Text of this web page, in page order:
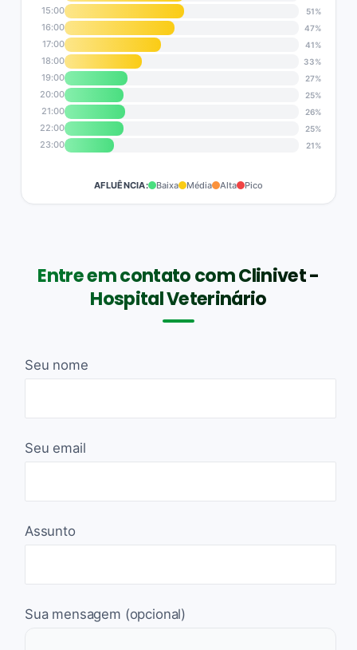
15:00 51%
16:00 47%
17:00 41%
18:00 33%
19:00 27%
20:00 25%
21:00 26%
22:00 25%
23:00 21%
AFLUÊNCIA: Baixa Média Alta Pico
Entre em contato com Clinivet -
Hospital Veterinário
Seu nome
Seu email
Assunto
Sua mensagem (opcional)